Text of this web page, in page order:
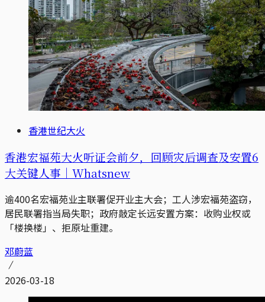
香港世纪大火
香港宏福苑大火听证会前夕，回顾灾后调查及安置6
大关键人事｜Whatsnew
逾400名宏福苑业主联署促开业主大会；工人涉宏福苑盗窃，
居民联署指当局失职；政府敲定长远安置方案：收购业权或
「楼换楼」、拒原址重建。
邓蔚蓝
2026-03-18